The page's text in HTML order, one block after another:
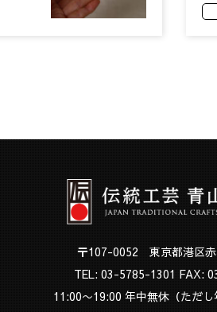
〒107-0052 東京都港区
TEL: 03-5785-1301 FAX:
11:00〜19:00 年中無休（ただし